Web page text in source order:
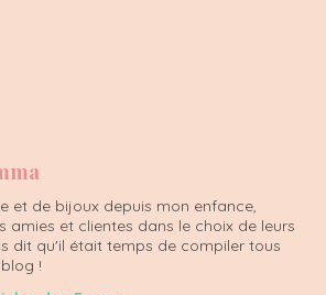
et de bijoux depuis mon enfance,
amies et clientes dans le choix de leurs
dit qu'il était temps de compiler tous
!